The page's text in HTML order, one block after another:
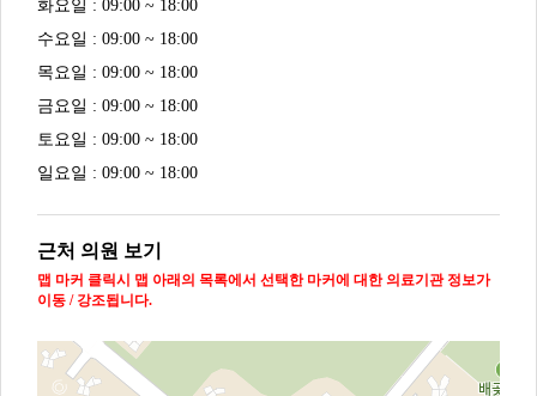
화요일 : 09:00 ~ 18:00
수요일 : 09:00 ~ 18:00
목요일 : 09:00 ~ 18:00
금요일 : 09:00 ~ 18:00
토요일 : 09:00 ~ 18:00
일요일 : 09:00 ~ 18:00
근처 의원 보기
맵 마커 클릭시 맵 아래의 목록에서 선택한 마커에 대한 의료기관 정보가
이동 / 강조됩니다.